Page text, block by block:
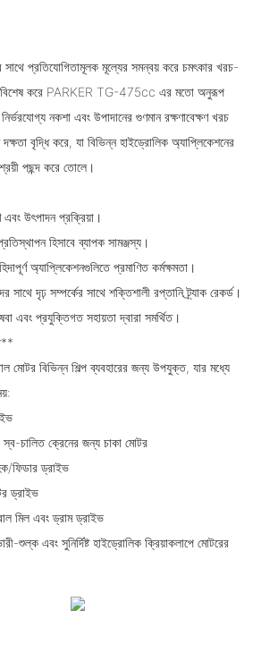
সাথে প্রতিযোগিতামূলক মূল্যের সমন্বয় করে চমৎকার খরচ-
বিশেষ করে PARKER TG-475cc এর মতো অনুরূপ
নকশা এবং উপাদানের গুণমান রক্ষণাবেক্ষণ খরচ
বৃদ্ধি করে, যা বিভিন্ন হাইড্রোলিক অ্যাপ্লিকেশনের
পছন্দ করে তোলে।
উৎপাদন প্রক্রিয়া।
হিসাবে ব্যাপক সামঞ্জস্য।
অ্যাপ্লিকেশনগুলিতে প্রমাণিত কর্মক্ষমতা।
সাথে দৃঢ় সম্পর্কের সাথে শক্তিশালী রপ্তানি ট্র্যাক রেকর্ড।
এবং প্রযুক্তিগত সহায়তা দ্বারা সমর্থিত।
মোটর বিভিন্ন শিল্প ব্যবহারের জন্য উপযুক্ত, যার মধ্যে
স্ব-চালিত ক্রেনের জন্য চাকা মোটর
ফিডার ড্রাইভ
ড্রাইভ
মিল এবং ড্রাম ড্রাইভ
শুল্ক এবং সুনির্দিষ্ট হাইড্রোলিক ক্রিয়াকলাপে মোটরের